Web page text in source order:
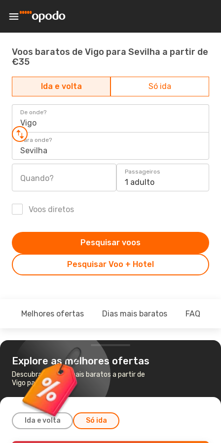
Voos baratos de Vigo para Sevilha a partir de
€35
Ida e volta Só ida
De onde?
Vigo
Para onde?
Sevilha
Quando?
Passageiros
1 adulto
Voos diretos
Pesquisar Voo + Hotel
Pesquisar voos
Melhores ofertas Dias mais baratos FAQ
Explore as melhores ofertas
Descubra os voos mais baratos a partir de
Vigo para Sevilha
Ida e volta Só ida